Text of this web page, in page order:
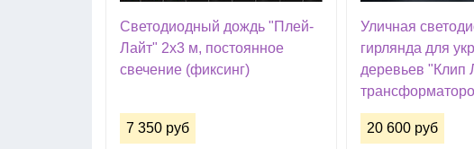
Светодиодный дождь "Плей-
Лайт" 2х3 м, постоянное
свечение (фиксинг)
7 350 руб
Уличная
гирлянда для
деревьев "Клип
20 600 руб